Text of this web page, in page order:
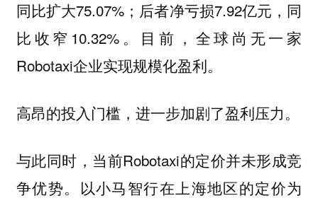
同比扩大75.07%；后者净亏损7.92亿元，同
比收窄10.32%。目前，全球尚无一家
Robotaxi企业实现规模化盈利。
高昂的投入门槛，进一步加剧了盈利压力。
与此同时，当前Robotaxi的定价并未形成竞
争优势。以小马智行在上海地区的定价为